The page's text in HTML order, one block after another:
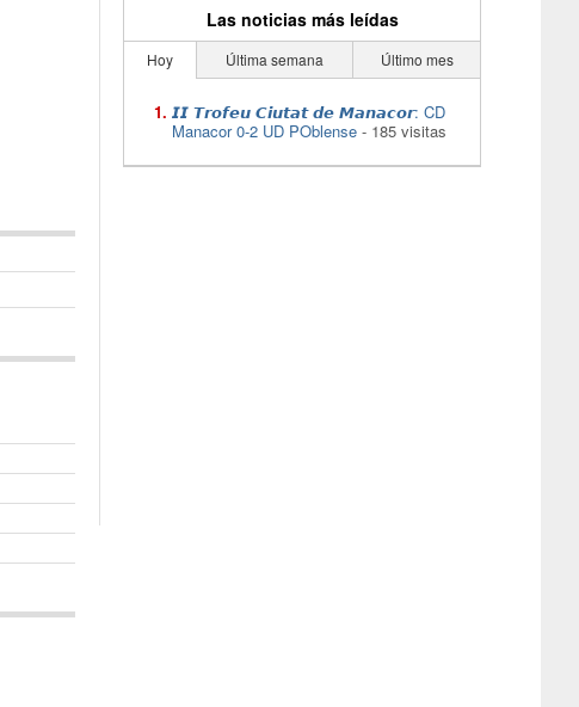
Las noticias más leídas
Hoy Última semana Último mes
𝙄𝙄 𝙏𝙧𝙤𝙛𝙚𝙪 𝘾𝙞𝙪𝙩𝙖𝙩 𝙙𝙚 𝙈𝙖𝙣𝙖𝙘𝙤𝙧: CD
Manacor 0-2 UD POblense - 185 visitas